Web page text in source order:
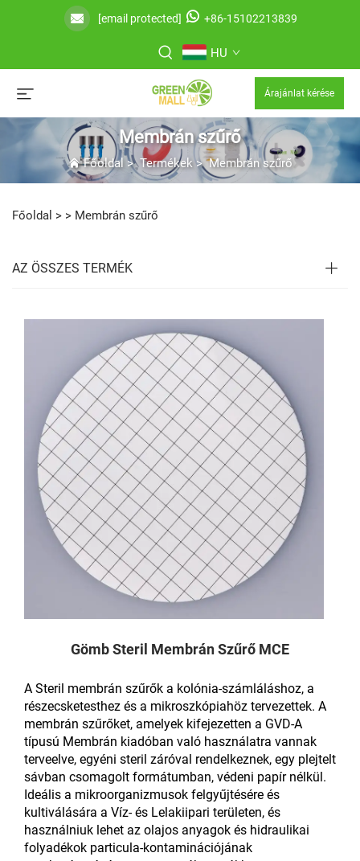
[email protected] +86-15102213839
HU
Árajánlat kérése
Membrán szűrő
Főoldal >Termékek>Membrán szűrő
Főoldal > > Membrán szűrő
AZ ÖSSZES TERMÉK
Gömb Steril Membrán Szűrő MCE
A Steril membrán szűrők a kolónia-számláláshoz, a
részecsketesthez és a mikroszkópiahöz tervezettek. A
membrán szűrőket, amelyek kifejezetten a GVD-A
típusú Membrán kiadóban való használatra vannak
terveelve, egyéni steril záróval rendelkeznek, egy plejtelt
sávban csomagolt formátumban, védeni papír nélkül.
Ideális a mikroorganizmusok felgyűjtésére és
kultiválására a Víz- és Lelakiipari területen, és
használniuk lehet az olajos anyagok és hidraulikai
folyadékok particula-kontaminációjának